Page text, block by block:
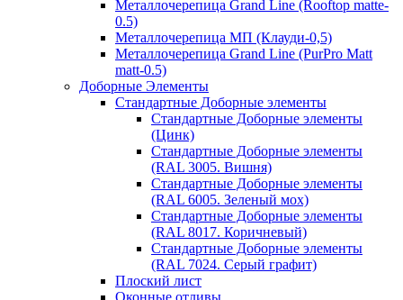
Металлочерепица Grand Line (Rooftop matte-
0.5)
Металлочерепица МП (Клауди-0,5)
Металлочерепица Grand Line (PurPro Matt
matt-0.5)
Доборные Элементы
Стандартные Доборные элементы
Стандартные Доборные элементы
(Цинк)
Стандартные Доборные элементы
(RAL 3005. Вишня)
Стандартные Доборные элементы
(RAL 6005. Зеленый мох)
Стандартные Доборные элементы
(RAL 8017. Коричневый)
Стандартные Доборные элементы
(RAL 7024. Серый графит)
Плоский лист
Оконные отливы